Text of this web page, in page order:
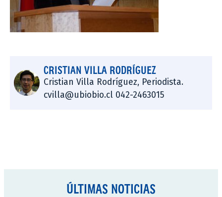
CRISTIAN VILLA RODRÍGUEZ
Cristian Villa Rodríguez, Periodista.
cvilla@ubiobio.cl 042-2463015
ÚLTIMAS NOTICIAS